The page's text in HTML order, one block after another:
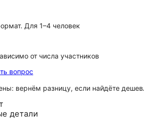
Для 1–4 человек
от числа участников
вопрос
вернём разницу, если найдёте
детали